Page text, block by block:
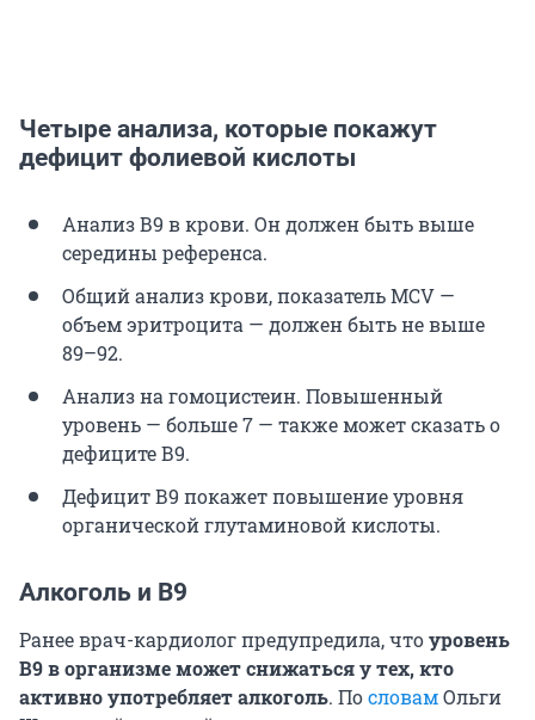
Четыре анализа, которые покажут
дефицит фолиевой кислоты
Анализ В9 в крови. Он должен быть выше
середины референса.
Общий анализ крови, показатель MCV —
объем эритроцита — должен быть не выше
89–92.
Анализ на гомоцистеин. Повышенный
уровень — больше 7 — также может сказать о
дефиците В9.
Дефицит В9 покажет повышение уровня
органической глутаминовой кислоты.
Алкоголь и В9
Ранее врач-кардиолог предупредила, чтоуровень
В9 в организме может снижаться у тех, кто
активно употребляет алкоголь. ПословамОльги